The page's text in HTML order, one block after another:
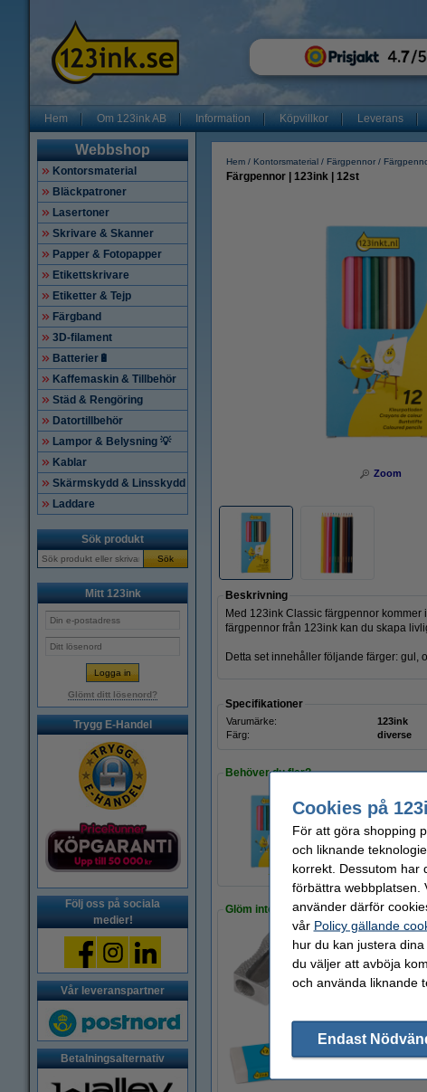
Hem Om 123ink AB Information Köpvillkor Leverans
Webbshop
Kontorsmaterial
Bläckpatroner
Lasertoner
Skrivare & Skanner
Papper & Fotopapper
Etikettskrivare
Etiketter & Tejp
Färgband
3D-filament
Batterier🔋
Kaffemaskin & Tillbehör
Städ & Rengöring
Datortillbehör
Lampor & Belysning 💡
Kablar
Skärmskydd & Linsskydd
Laddare
Sök produkt
Sök
Mitt 123ink
Glömt ditt lösenord?
Trygg E-Handel
Följ oss på sociala
medier!
Vår leveranspartner
Betalningsalternativ
Hem Kontorsmaterial Färgpennor
Färgpennor | 123ink | 12st
Zoom
Beskrivning
Med 123ink Classic färgpennor
färgpennor från 123ink kan du skapa
Detta set innehåller följande färger: gul,
Specifikationer
Varumärke: 123ink
Färg:
diverse
Behöver du fler?
3 x 12st
för endast
125 kr
Glöm inte att beställa!
Pennvässare enkel |
Suddgummi | 123ink |
Cookies på
För att göra shopping
och liknande
korrekt. Dessutom har
förbättra webbplatsen.
använder därför
vår Policy gällande
hur du kan justera
du väljer att avböja
och använda liknande
Endast